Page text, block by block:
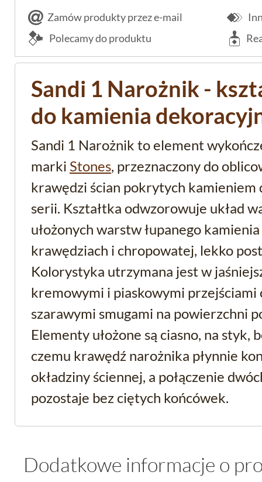
Zamów produkty przez e-mail
Polecamy do produktu
Sandi 1 Narożnik -
do kamienia
Sandi 1 Narożnik to element
marki Stones, przeznaczony do
krawędzi ścian pokrytych kamieniem
serii. Kształtka odwzorowuje układ
ułożonych warstw łupanego
krawędziach i chropowatej, lekko
Kolorystyka utrzymana jest w
kremowymi i piaskowymi
szarawymi smugami na powierzchni
Elementy ułożone są ciasno, na styk,
czemu krawędź narożnika płynnie
okładziny ściennej, a połączenie
pozostaje bez ciętych końcówek.
kamienna na elewację
Dodatkowe informacje o